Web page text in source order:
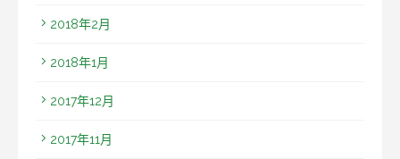
2018年2月
2018年1月
2017年12月
2017年11月